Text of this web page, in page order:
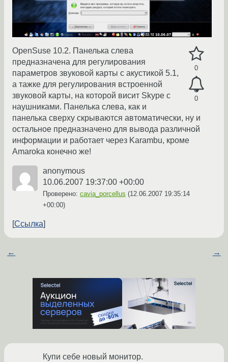
0
0
OpenSuse 10.2. Панелька слева
предназначена для регулирования
параметров звуковой карты с акустикой 5.1,
а тажке для регулирования встроенной
звуковой карты, на которой висит Skype с
наушниками. Панелька слева, как и
панелька сверху скрываются автоматически, ну и
остальное предназначено для вывода различной
информации и работает через Karambu, кроме
Amaroka конечно же!
anonymous
10.06.2007 19:37:00 +00:00
Проверено: cavia_porcellus (12.06.2007 19:35:14
+00:00)
Ссылка
← →
Купи себе новый монитор.